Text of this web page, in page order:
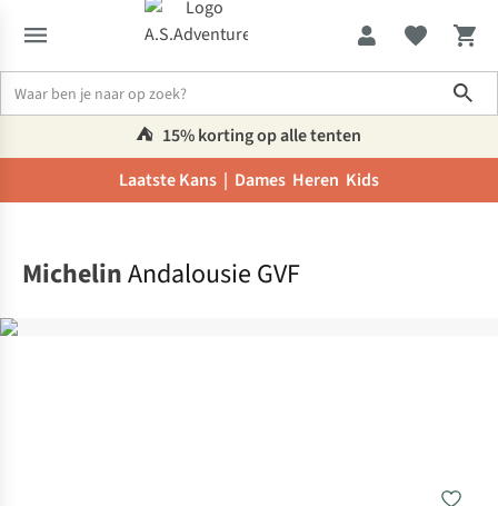
⛺️ 15% korting op alle tenten
Laatste Kans | Dames Heren Kids
MichelinAndalousie GVF